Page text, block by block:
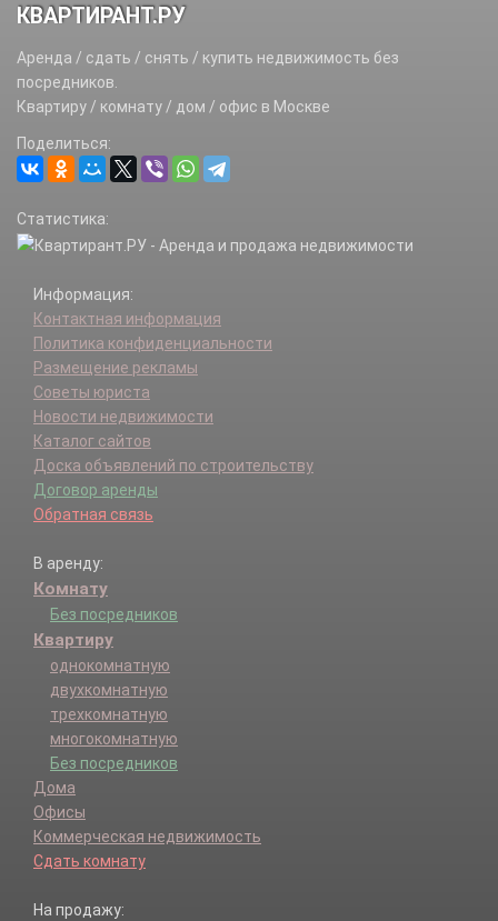
КВАРТИРАНТ.РУ
Аренда / сдать / снять / купить недвижимость без
посредников.
Квартиру / комнату / дом / офис в Москве
Поделиться:
Статистика:
Информация:
Контактная информация
Политика конфиденциальности
Размещение рекламы
Советы юриста
Новости недвижимости
Каталог сайтов
Доска объявлений по строительству
Договор аренды
Обратная связь
В аренду:
Комнату
Без посредников
Квартиру
однокомнатную
двухкомнатную
трехкомнатную
многокомнатную
Без посредников
Дома
Офисы
Коммерческая недвижимость
Сдать комнату
На продажу: